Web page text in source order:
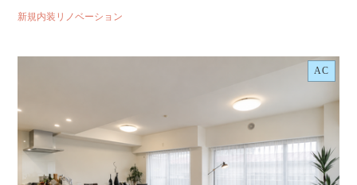
新規内装リノベーション
AC